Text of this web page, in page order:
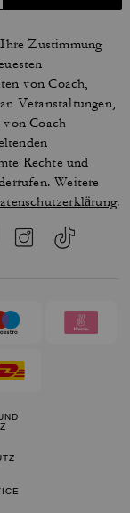
Zustimmung
von Coach,
Veranstaltungen,
von Coach
Rechte und
Weitere
.